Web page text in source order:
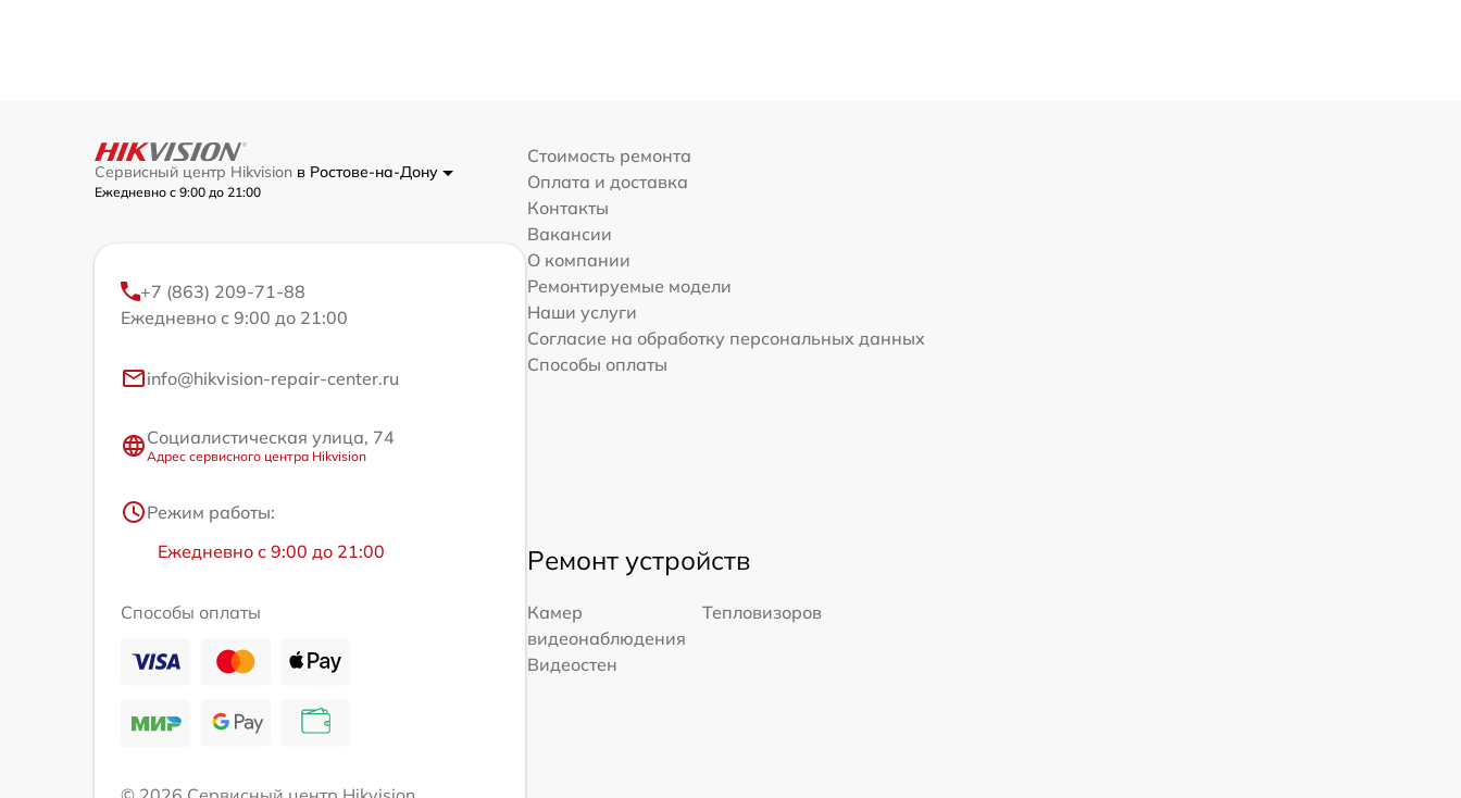
Сервисный центр Hikvision в Ростове-на-Дону
Ежедневно с 9:00 до 21:00
+7 (863) 209-71-88
Ежедневно с 9:00 до 21:00
info@hikvision-repair-center.ru
Социалистическая улица, 74
Адрес сервисного центра Hikvision
Режим работы:
Ежедневно с 9:00 до 21:00
Способы оплаты
Стоимость ремонта
Оплата и доставка
Контакты
Вакансии
О компании
Ремонтируемые модели
Наши услуги
Согласие на обработку персональных данных
Способы оплаты
Ремонт устройств
Камер
видеонаблюдения
Тепловизоров
Видеостен